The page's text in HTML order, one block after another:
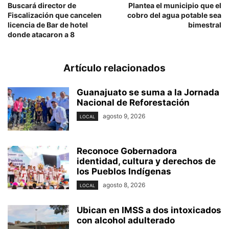
Buscará director de
Fiscalización que cancelen
licencia de Bar de hotel
donde atacaron a 8
Plantea el municipio que el
cobro del agua potable sea
bimestral
Artículo relacionados
Guanajuato se suma a la Jornada
Nacional de Reforestación
LOCAL agosto 9, 2026
Reconoce Gobernadora
identidad, cultura y derechos de
los Pueblos Indígenas
LOCAL agosto 8, 2026
Ubican en IMSS a dos intoxicados
con alcohol adulterado